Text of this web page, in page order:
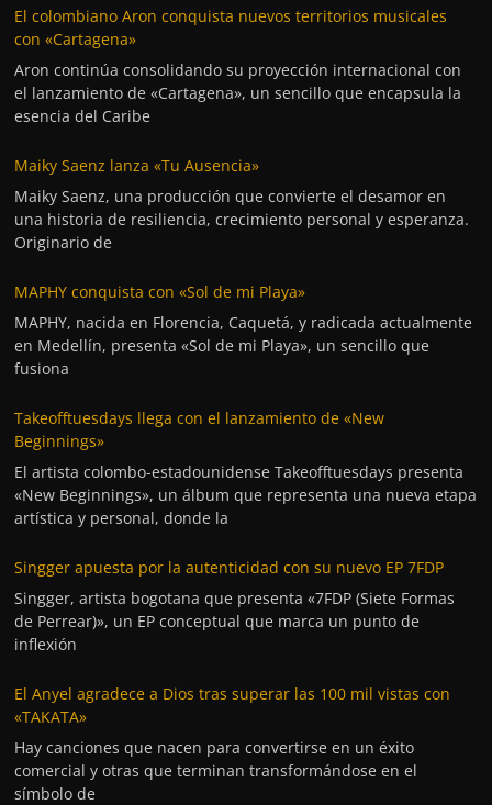
El colombiano Aron conquista nuevos territorios musicales
con «Cartagena»
Aron continúa consolidando su proyección internacional con
el lanzamiento de «Cartagena», un sencillo que encapsula la
esencia del Caribe
Maiky Saenz lanza «Tu Ausencia»
Maiky Saenz, una producción que convierte el desamor en
una historia de resiliencia, crecimiento personal y esperanza.
Originario de
MAPHY conquista con «Sol de mi Playa»
MAPHY, nacida en Florencia, Caquetá, y radicada actualmente
en Medellín, presenta «Sol de mi Playa», un sencillo que
fusiona
Takeofftuesdays llega con el lanzamiento de «New
Beginnings»
El artista colombo-estadounidense Takeofftuesdays presenta
«New Beginnings», un álbum que representa una nueva etapa
artística y personal, donde la
Singger apuesta por la autenticidad con su nuevo EP 7FDP
Singger, artista bogotana que presenta «7FDP (Siete Formas
de Perrear)», un EP conceptual que marca un punto de
inflexión
El Anyel agradece a Dios tras superar las 100 mil vistas con
«TAKATA»
Hay canciones que nacen para convertirse en un éxito
comercial y otras que terminan transformándose en el
símbolo de